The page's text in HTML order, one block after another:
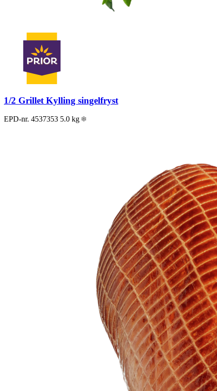
1/2 Grillet Kylling singelfryst
EPD-nr. 4537353 5.0 kg